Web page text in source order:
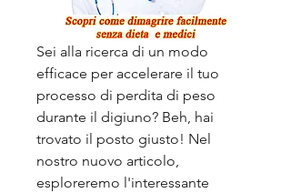
Sei alla ricerca di un modo
efficace per accelerare il tuo
processo di perdita di peso
durante il digiuno? Beh, hai
trovato il posto giusto! Nel
nostro nuovo articolo,
esploreremo l'interessante